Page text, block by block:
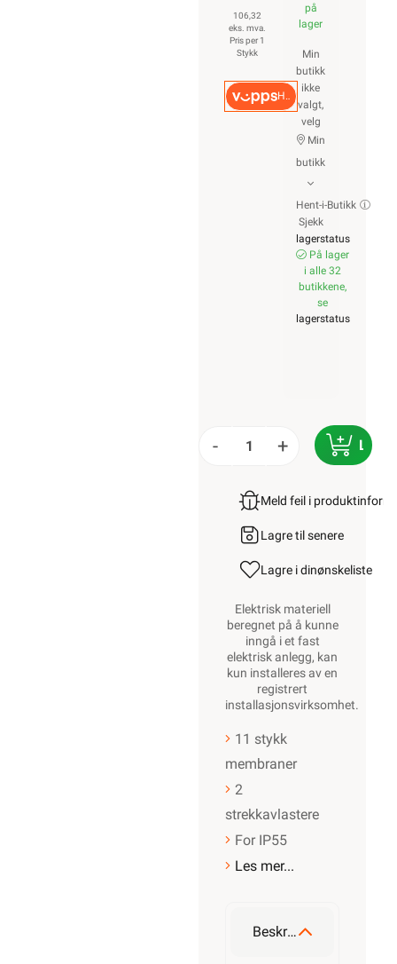
106,32
eks. mva.
Pris per 1
Stykk
Hurtigkasse
på
lager
Min
butikk
ikke
valgt,
velg
Min
butikk
Hent-i-Butikk
Sjekk
lagerstatus
På lager
i alle 32
butikkene,
se
lagerstatus
- +
Meld feil i
Lagre til senere
Lagre i dinønskeliste
Elektrisk materiell
beregnet på å kunne
inngå i et fast
elektrisk anlegg, kan
kun installeres av en
registrert
installasjonsvirksomhet.
11 stykk
membraner
2
strekkavlastere
For IP55
Les mer...
Beskrivelse